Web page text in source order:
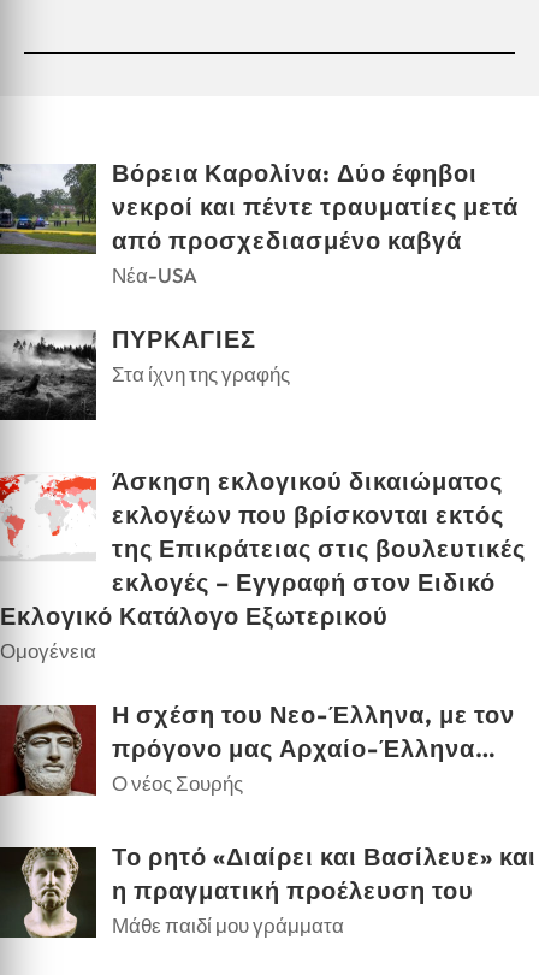
Βόρεια Καρολίνα: Δύο έφηβοι
νεκροί και πέντε τραυματίες μετά
από προσχεδιασμένο καβγά
Νέα-USA
ΠΥΡΚΑΓΙΕΣ
Στα ίχνη της γραφής
Άσκηση εκλογικού δικαιώματος
εκλογέων που βρίσκονται εκτός
της Επικράτειας στις βουλευτικές
εκλογές – Εγγραφή στον Ειδικό
Εκλογικό Κατάλογο Εξωτερικού
Ομογένεια
Η σχέση του Νεο-Έλληνα, με τον
πρόγονο μας Αρχαίο-Έλληνα…
Ο νέος Σουρής
Το ρητό «Διαίρει και Βασίλευε» και
η πραγματική προέλευση του
Μάθε παιδί μου γράμματα